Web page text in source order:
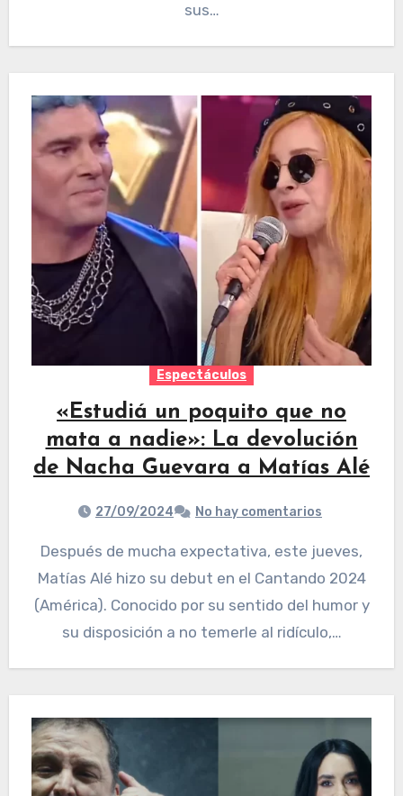
sus…
Espectáculos
«Estudiá un poquito que no
mata a nadie»: La devolución
de Nacha Guevara a Matías Alé
27/09/2024 No hay comentarios
Después de mucha expectativa, este jueves,
Matías Alé hizo su debut en el Cantando 2024
(América). Conocido por su sentido del humor y
su disposición a no temerle al ridículo,…